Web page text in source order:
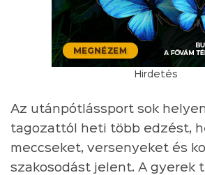
Hirdetés
Az utánpótlássport sok
tagozattól heti több edzést,
meccseket, versenyeket és
szakosodást jelent. A gyerek